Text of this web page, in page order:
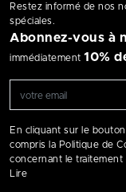
Restez informé de nos
spéciales.
Abonnez-vous à
immédiatement 10%
En cliquant sur le
compris la Politique de
concernant le
Lire